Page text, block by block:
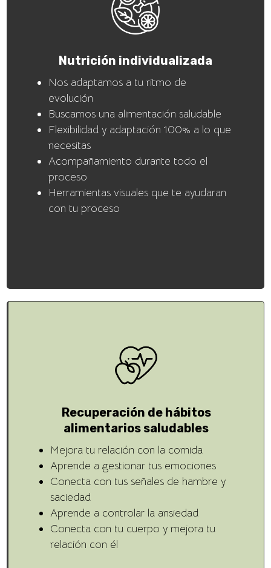
Nutrición individualizada
Nos adaptamos a tu ritmo de
evolución
Buscamos una alimentación saludable
Flexibilidad y adaptación 100% a lo que
necesitas
Acompañamiento durante todo el
proceso
Herramientas visuales que te ayudaran
con tu proceso
Recuperación de hábitos
alimentarios saludables
Mejora tu relación con la comida
Aprende a gestionar tus emociones
Conecta con tus señales de hambre y
saciedad
Aprende a controlar la ansiedad
Conecta con tu cuerpo y mejora tu
relación con él